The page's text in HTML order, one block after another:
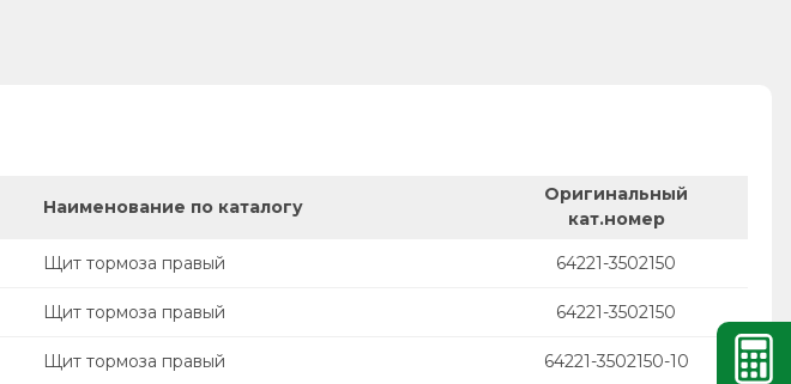
Наименование по каталогу
Оригинальный
кат.номер
Щит тормоза правый 64221-3502150
Щит тормоза правый 64221-3502150
Щит тормоза правый 64221-3502150-10